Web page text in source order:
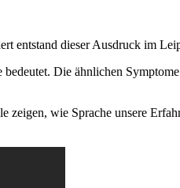
entstand dieser Ausdruck im
Die ähnlichen
wie Sprache unsere